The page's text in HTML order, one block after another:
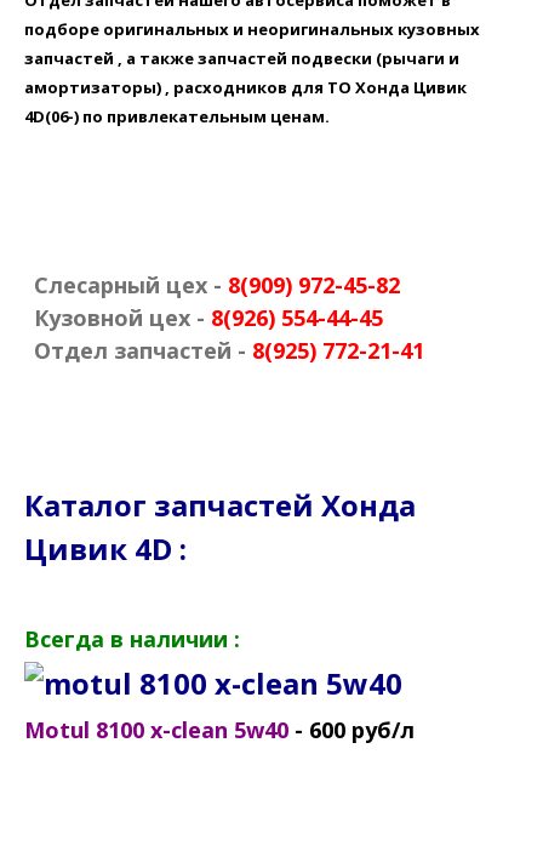
подборе оригинальных и неоригинальных кузовных
запчастей , а также запчастей подвески (рычаги и
амортизаторы) , расходников для ТО Хонда Цивик
4D(06-) по привлекательным ценам.
Слесарный цех - 8(909) 972-45-82
Кузовной цех - 8(926) 554-44-45
Отдел запчастей - 8(925) 772-21-41
Каталог запчастей Хонда
Цивик 4D :
Всегда в наличии :
Motul 8100 x-clean 5w40 - 600 руб/л